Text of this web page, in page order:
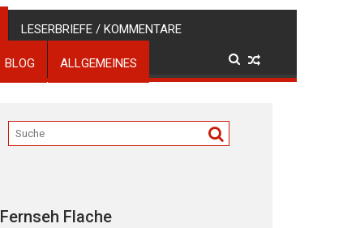
LESERBRIEFE / KOMMENTARE
BLOG ALLGEMEINES
Fernseh Flache